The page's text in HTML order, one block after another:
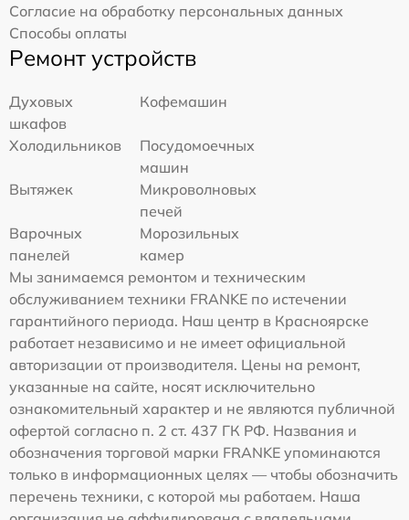
Согласие на обработку персональных данных
Способы оплаты
Ремонт устройств
Духовых
шкафов
Кофемашин
Холодильников
Посудомоечных
машин
Вытяжек
Микроволновых
печей
Варочных
панелей
Морозильных
камер
Мы занимаемся ремонтом и техническим
обслуживанием техники FRANKE по истечении
гарантийного периода. Наш центр в Красноярске
работает независимо и не имеет официальной
авторизации от производителя. Цены на ремонт,
указанные на сайте, носят исключительно
ознакомительный характер и не являются публичной
офертой согласно п. 2 ст. 437 ГК РФ. Названия и
обозначения торговой марки FRANKE упоминаются
только в информационных целях — чтобы обозначить
перечень техники, с которой мы работаем. Наша